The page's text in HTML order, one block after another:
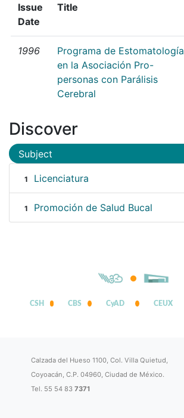
Issue
Date
Title
1996
Programa de Estomatología
en la Asociación Pro-
personas con Parálisis
Cerebral
Discover
Subject
1 Licenciatura
1 Promoción de Salud Bucal
CSH CBS CyAD CEUX
Calzada del Hueso 1100, Col. Villa Quietud,
Coyoacán, C.P. 04960, Ciudad de México.
Tel. 55 54 837371